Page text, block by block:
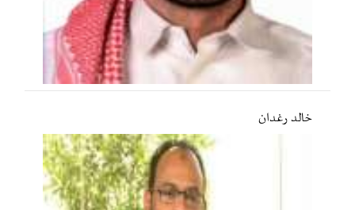
خالد رغدان